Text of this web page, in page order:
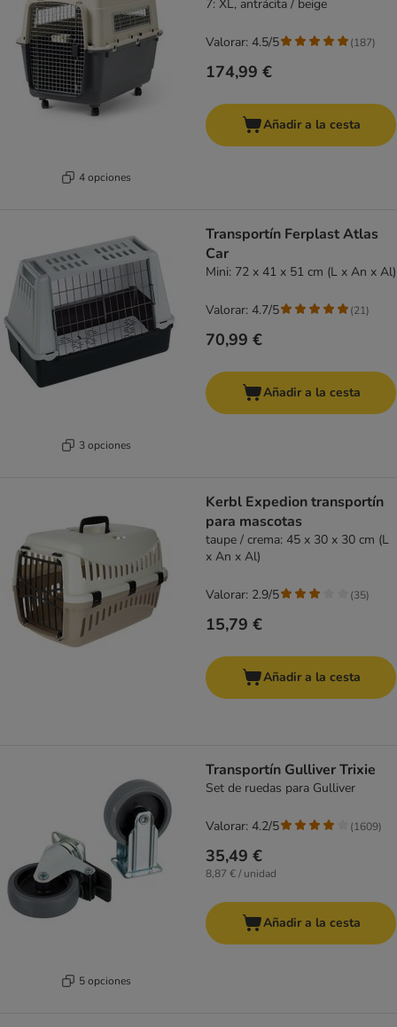
4 opciones
7: XL, antrácita / beige
174,99 €
Valorar: 4.5/5 (187)
Añadir a la cesta
3 opciones
Transportín Ferplast Atlas
Car
Mini: 72 x 41 x 51 cm (L x An x Al)
70,99 €
Valorar: 4.7/5 (21)
Añadir a la cesta
Kerbl Expedion transportín
para mascotas
taupe / crema: 45 x 30 x 30 cm (L
x An x Al)
15,79 €
Valorar: 2.9/5 (35)
Añadir a la cesta
5 opciones
Transportín Gulliver Trixie
Set de ruedas para Gulliver
35,49 €
8,87 € / unidad
Valorar: 4.2/5 (1609)
Añadir a la cesta